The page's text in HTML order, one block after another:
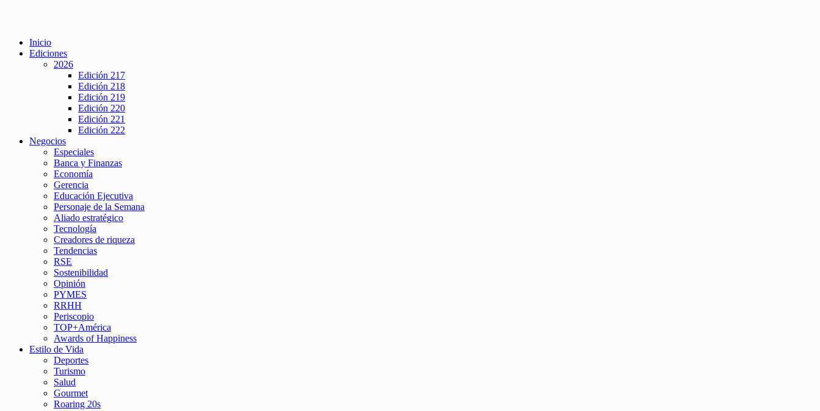
Inicio
Ediciones
2026
Edición 217
Edición 218
Edición 219
Edición 220
Edición 221
Edición 222
Negocios
Especiales
Banca y Finanzas
Economía
Gerencia
Educación Ejecutiva
Personaje de la Semana
Aliado estratégico
Tecnología
Creadores de riqueza
Tendencias
RSE
Sostenibilidad
Opinión
PYMES
RRHH
Periscopio
TOP+América
Awards of Happiness
Estilo de Vida
Deportes
Turismo
Salud
Gourmet
Roaring 20s